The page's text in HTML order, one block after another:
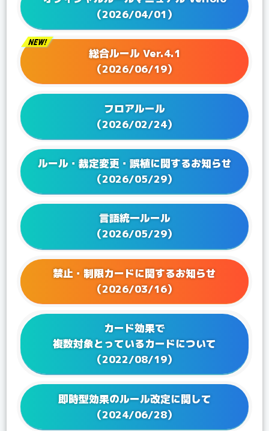
2025/06/13 Q&Aを更新！
Q&Aを更新！
2025/04/04 Q&Aを更新！
Q&Aを更新！
Q&Aを更新！
2025/01/24 Q&Aを更新！
Q&Aを更新！
Q&Aを更新！
2024/08/01 Q&Aを更新！
Q&Aを更新！
Q&Aを更新！
Q&Aを更新！
2024/02/16 Q&Aを更新！
2023/12/15 Q&Aを更新！
Q&Aを更新！
2023/11/17 Q&Aを更新！
2023/09/28 Q&Aを更新！
Q&Aを更新！
2023/07/28 Q&Aを更新！
Q&Aを更新！
2023/04/21
（2026/04/01）
総合ルール Ver.4.1
（2026/06/19）
フロアルール
（2026/02/24）
ルール・裁定変更・誤植に関するお知らせ
（2026/05/29）
言語統一ルール
（2026/05/29）
禁止・制限カードに関するお知らせ
（2026/03/16）
カード効果で
複数対象とっているカードについて
（2022/08/19）
即時型効果のルール改定に関して
（2024/06/28）